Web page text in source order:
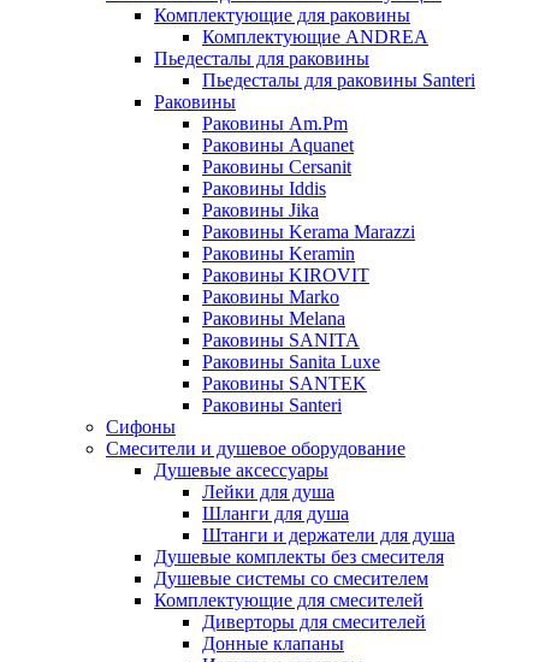
Комплектующие для раковины
Комплектующие ANDREA
Пьедесталы для раковины
Пьедесталы для раковины Santeri
Раковины
Раковины Am.Pm
Раковины Aquanet
Раковины Cersanit
Раковины Iddis
Раковины Jika
Раковины Kerama Marazzi
Раковины Keramin
Раковины KIROVIT
Раковины Marko
Раковины Melana
Раковины SANITA
Раковины Sanita Luxe
Раковины SANTEK
Раковины Santeri
Сифоны
Смесители и душевое оборудование
Душевые аксессуары
Лейки для душа
Шланги для душа
Штанги и держатели для душа
Душевые комплекты без смесителя
Душевые системы со смесителем
Комплектующие для смесителей
Диверторы для смесителей
Донные клапаны